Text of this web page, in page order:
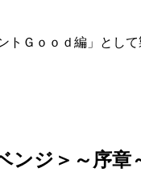
Ｇｏｏｄ編」とし
ジ＞～序章